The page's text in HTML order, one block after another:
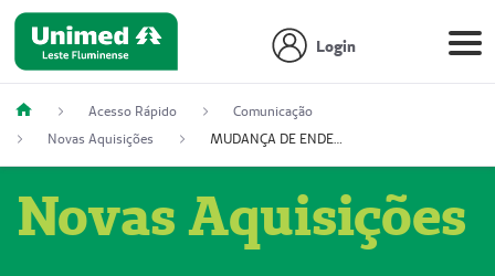
Login
Acesso Rápido
Comunicação
Novas Aquisições
MUDANÇA DE ENDEREÇO - DIAGITAB SERVIÇOS MÉDICOS LTDA (54003267-5)
Novas Aquisições